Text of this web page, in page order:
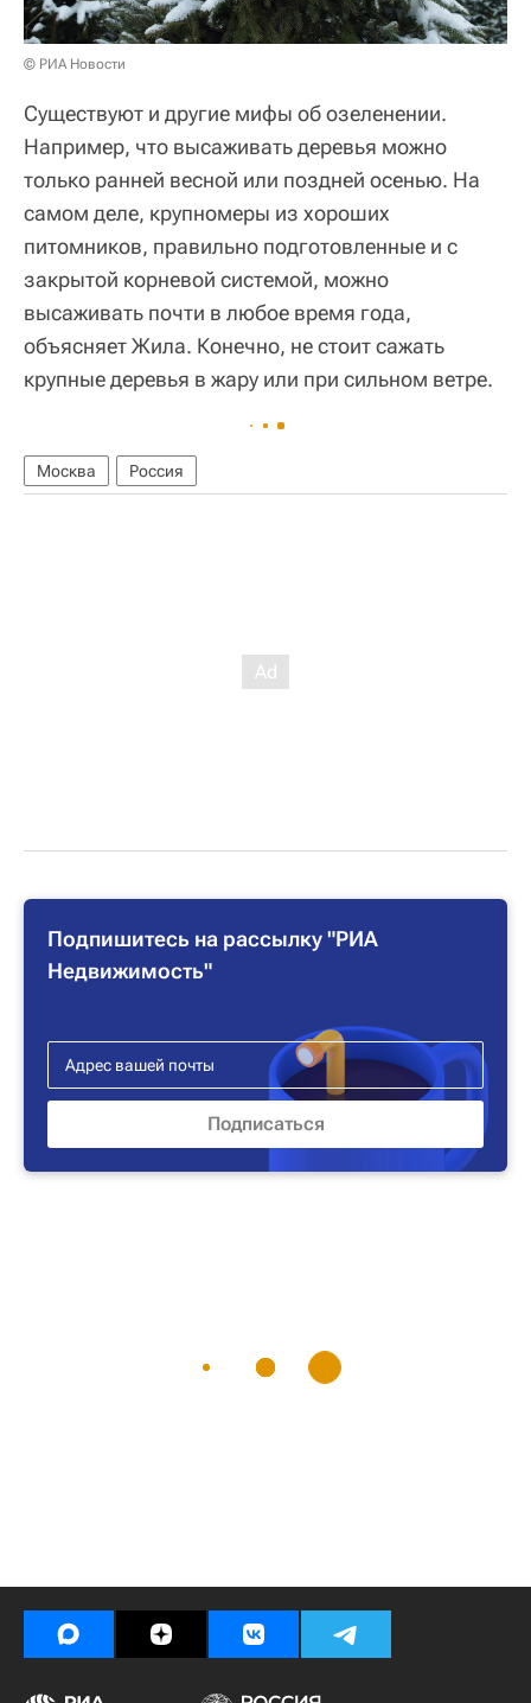
© РИА Новости
Существуют и другие мифы об озеленении.
Например, что высаживать деревья можно
только ранней весной или поздней осенью. На
самом деле, крупномеры из хороших
питомников, правильно подготовленные и с
закрытой корневой системой, можно
высаживать почти в любое время года,
объясняет Жила. Конечно, не стоит сажать
крупные деревья в жару или при сильном ветре.
Москва Россия
Подпишитесь на рассылку "РИА
Недвижимость"